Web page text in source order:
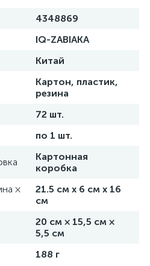
4348869
IQ-ZABIAKA
Китай
Картон, пластик,
резина
72 шт.
по 1 шт.
Картонная
коробка
×
21.5 см х 6 см х 16
см
20 см × 15,5 см ×
5,5 см
188 г